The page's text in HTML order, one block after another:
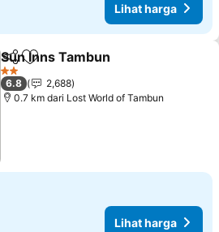
Lihat harga
KongsiTambah ke favorit
Sun Inns Tambun
2 Bintang
6.8
2,688
0.7 km dari Lost World of Tambun
Lihat harga